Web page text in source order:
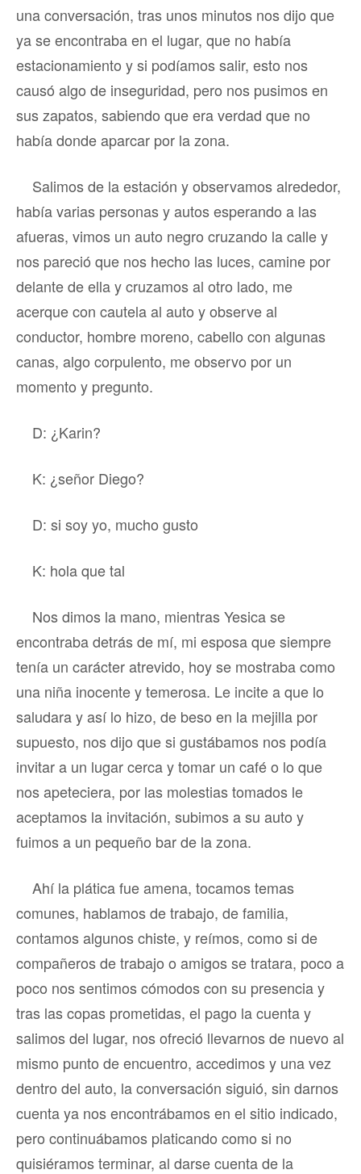
una conversación, tras unos minutos nos dijo que
ya se encontraba en el lugar, que no había
estacionamiento y si podíamos salir, esto nos
causó algo de inseguridad, pero nos pusimos en
sus zapatos, sabiendo que era verdad que no
había donde aparcar por la zona.
Salimos de la estación y observamos alrededor,
había varias personas y autos esperando a las
afueras, vimos un auto negro cruzando la calle y
nos pareció que nos hecho las luces, camine por
delante de ella y cruzamos al otro lado, me
acerque con cautela al auto y observe al
conductor, hombre moreno, cabello con algunas
canas, algo corpulento, me observo por un
momento y pregunto.
D: ¿Karin?
K: ¿señor Diego?
D: si soy yo, mucho gusto
K: hola que tal
Nos dimos la mano, mientras Yesica se
encontraba detrás de mí, mi esposa que siempre
tenía un carácter atrevido, hoy se mostraba como
una niña inocente y temerosa. Le incite a que lo
saludara y así lo hizo, de beso en la mejilla por
supuesto, nos dijo que si gustábamos nos podía
invitar a un lugar cerca y tomar un café o lo que
nos apeteciera, por las molestias tomados le
aceptamos la invitación, subimos a su auto y
fuimos a un pequeño bar de la zona.
Ahí la plática fue amena, tocamos temas
comunes, hablamos de trabajo, de familia,
contamos algunos chiste, y reímos, como si de
compañeros de trabajo o amigos se tratara, poco a
poco nos sentimos cómodos con su presencia y
tras las copas prometidas, el pago la cuenta y
salimos del lugar, nos ofreció llevarnos de nuevo al
mismo punto de encuentro, accedimos y una vez
dentro del auto, la conversación siguió, sin darnos
cuenta ya nos encontrábamos en el sitio indicado,
pero continuábamos platicando como si no
quisiéramos terminar, al darse cuenta de la